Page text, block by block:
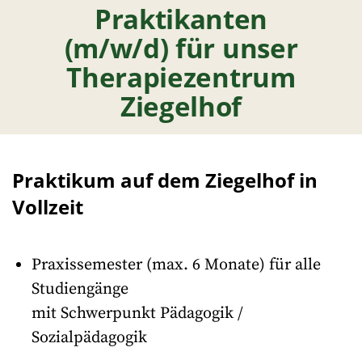
So helfen wir
Spenden & Helfen
Praktikanten
(m/w/d) für unser
Therapiezentrum
Ziegelhof
Praktikum auf dem Ziegelhof in
Vollzeit
Praxissemester (max. 6 Monate) für alle
Studiengänge
mit Schwerpunkt Pädagogik /
Sozialpädagogik